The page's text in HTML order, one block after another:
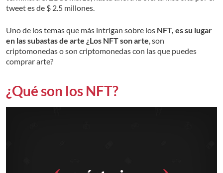
tweet es de $ 2.5 millones.
Uno de los temas que más intrigan sobre los NFT, es su lugar
en las subastas de arte ¿Los NFT son arte , son
criptomonedas o son criptomonedas con las que puedes
comprar arte?
¿Qué son los NFT?